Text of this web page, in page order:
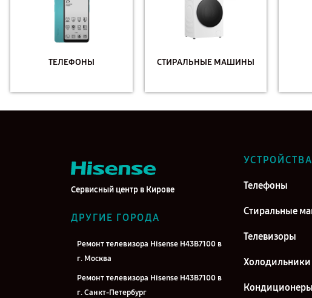
ТЕЛЕФОНЫ СТИРАЛЬНЫЕ МАШИНЫ
Сервисный центр в Кирове
ДРУГИЕ ГОРОДА
Ремонт телевизора Hisense H43B7100 в
г. Москва
Ремонт телевизора Hisense H43B7100 в
г. Санкт-Петербург
УСТРОЙСТВА
Телефоны
Стиральные
Телевизоры
Холодильники
Кондиционеры